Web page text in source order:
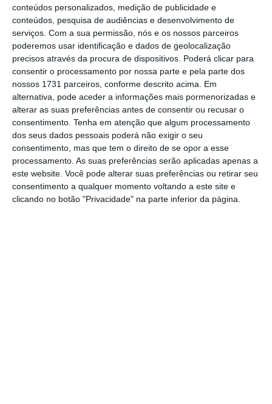
conteúdos personalizados, medição de publicidade e
conteúdos, pesquisa de audiências e desenvolvimento de
serviços. Com a sua permissão, nós e os nossos parceiros
poderemos usar identificação e dados de geolocalização
precisos através da procura de dispositivos. Poderá clicar para
consentir o processamento por nossa parte e pela parte dos
nossos 1731 parceiros, conforme descrito acima. Em
alternativa, pode aceder a informações mais pormenorizadas e
alterar as suas preferências antes de consentir ou recusar o
consentimento. Tenha em atenção que algum processamento
dos seus dados pessoais poderá não exigir o seu
consentimento, mas que tem o direito de se opor a esse
processamento. As suas preferências serão aplicadas apenas a
este website. Você pode alterar suas preferências ou retirar seu
consentimento a qualquer momento voltando a este site e
clicando no botão "Privacidade" na parte inferior da página.
drones lançados por Teerão terem atingido
os Emirados Árabes Unidos e a Arábia
Saudita.
Momentos-chave
18/05/26 - 20:22
Trump suspende ataque ao Irão que
tinha planeado para amanhã
18/05/26 - 18:27
cobrar por uso
de Ormuz
18 de Maio de 2026, às 20:22 ⋮